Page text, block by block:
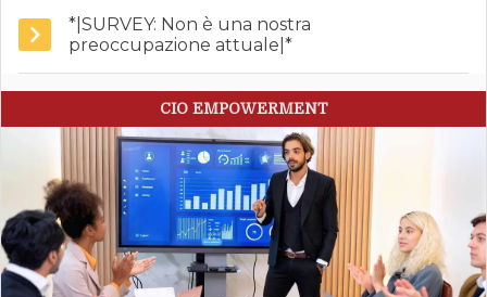
*|SURVEY: Non è una nostra
preoccupazione attuale|*
CIO EMPOWERMENT